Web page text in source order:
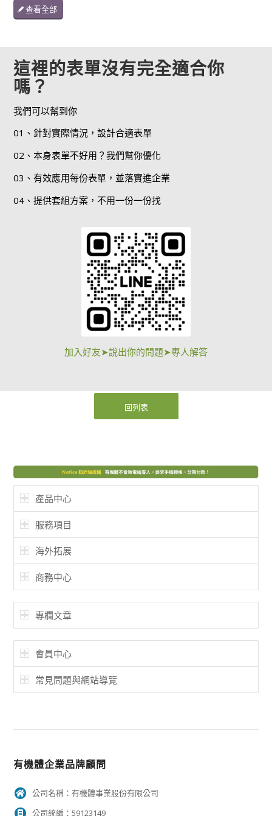
查看全部
這裡的表單沒有完全適合你
嗎？
我們可以幫到你
01、針對實際情況，設計合適表單
02、本身表單不好用？我們幫你優化
03、有效應用每份表單，並落實進企業
04、提供套組方案，不用一份一份找
加入好友➤說出你的問題➤專人解答
回列表
產品中心
服務項目
海外拓展
商務中心
專欄文章
會員中心
常見問題與網站導覽
有機體企業品牌顧問
公司名稱：有機體事業股份有限公司
公司統編：59123149